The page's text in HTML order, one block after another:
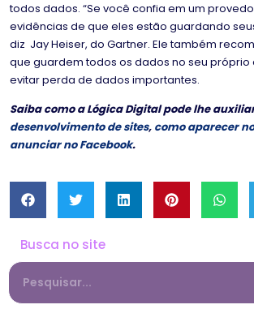
todos dados. “Se você confia em um
evidências de que eles estão guardando
diz Jay Heiser, do Gartner. Ele também
que guardem todos os dados no seu
evitar perda de dados importantes.
Saiba como a Lógica Digital pode lhe
desenvolvimento de sites, como aparecer
anunciar no Facebook.
Busca no site